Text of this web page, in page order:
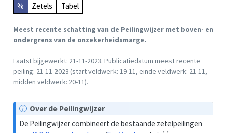
% Zetels Tabel
Meest recente schatting van de Peilingwijzer met boven- en
ondergrens van de onzekerheidsmarge.
Laatst bijgewerkt: 21-11-2023. Publicatiedatum meest recente
peiling: 21-11-2023 (start veldwerk: 19-11, einde veldwerk: 21-11,
midden veldwerk: 20-11).
O
p
m
Over de Peilingwijzer
De Peilingwijzer combineert de bestaande zetelpeilingen